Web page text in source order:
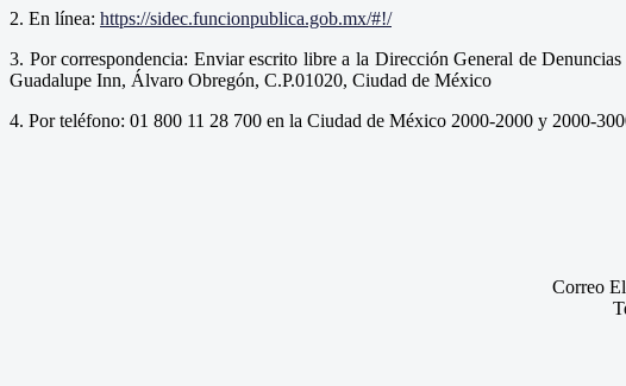
2. En línea: https://sidec.funcionpublica.gob.mx/#!/
3. Por correspondencia: Enviar escrito libre a la Dirección General de
Guadalupe Inn, Álvaro Obregón, C.P.01020, Ciudad de México
4. Por teléfono: 01 800 11 28 700 en la Ciudad de México 2000-2000 y 2000-
Correo